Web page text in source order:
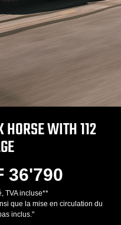
WITH 112
36'790
TVA incluse**
que la mise en circulation du
inclus."